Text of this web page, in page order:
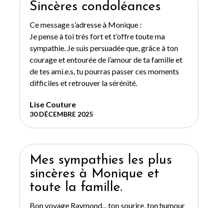
Sincères condoléances
Ce message s’adresse à Monique :
Je pense à toi très fort et t’offre toute ma
sympathie. Je suis persuadée que, grâce à ton
courage et entourée de l’amour de ta famille et
de tes ami.e.s, tu pourras passer ces moments
difficiles et retrouver la sérénité.
Lise Couture
30 DÉCEMBRE 2025
Mes sympathies les plus
sincères à Monique et
toute la famille.
Bon voyage Raymond... ton sourire, ton humour